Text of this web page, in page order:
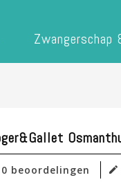
Zwangerschap
0 beoordelingen